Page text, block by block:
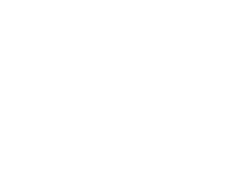
draagcomfort.